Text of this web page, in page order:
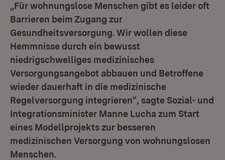
„Für wohnungslose Menschen gibt es leider oft
Barrieren beim Zugang zur
Gesundheitsversorgung. Wir wollen diese
Hemmnisse durch ein bewusst
niedrigschwelliges medizinisches
Versorgungsangebot abbauen und Betroffene
wieder dauerhaft in die medizinische
Regelversorgung integrieren“, sagte Sozial- und
Integrationsminister Manne Lucha zum Start
eines Modellprojekts zur besseren
medizinischen Versorgung von wohnungslosen
Menschen.